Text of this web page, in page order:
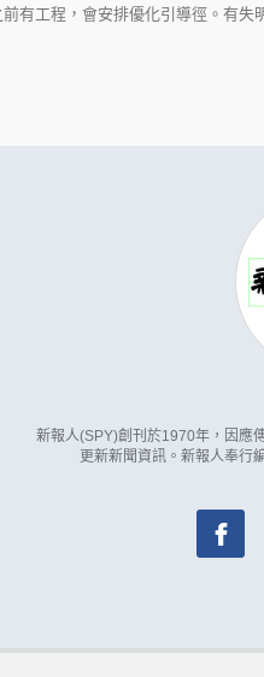
有工程，會安排優化引導徑。有
新報人(SPY)創刊於1970年，因應
更新新聞資訊。新報人奉行